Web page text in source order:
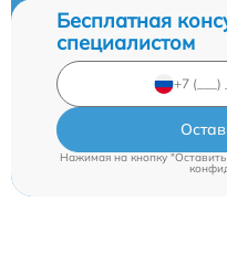
Бесплатная
специалистом
Нажимая на кнопку